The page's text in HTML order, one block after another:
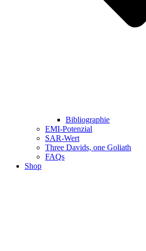
Bibliographie
EMI-Potenzial
SAR-Wert
Three Davids, one Goliath
FAQs
Shop